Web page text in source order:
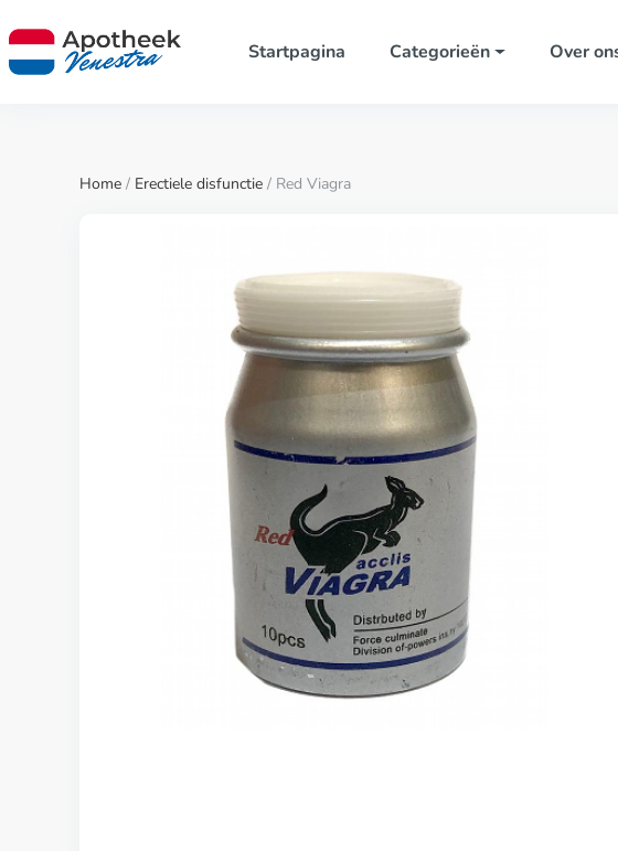
Startpagina Categorieën Over
Home / Erectiele disfunctie / Red Viagra